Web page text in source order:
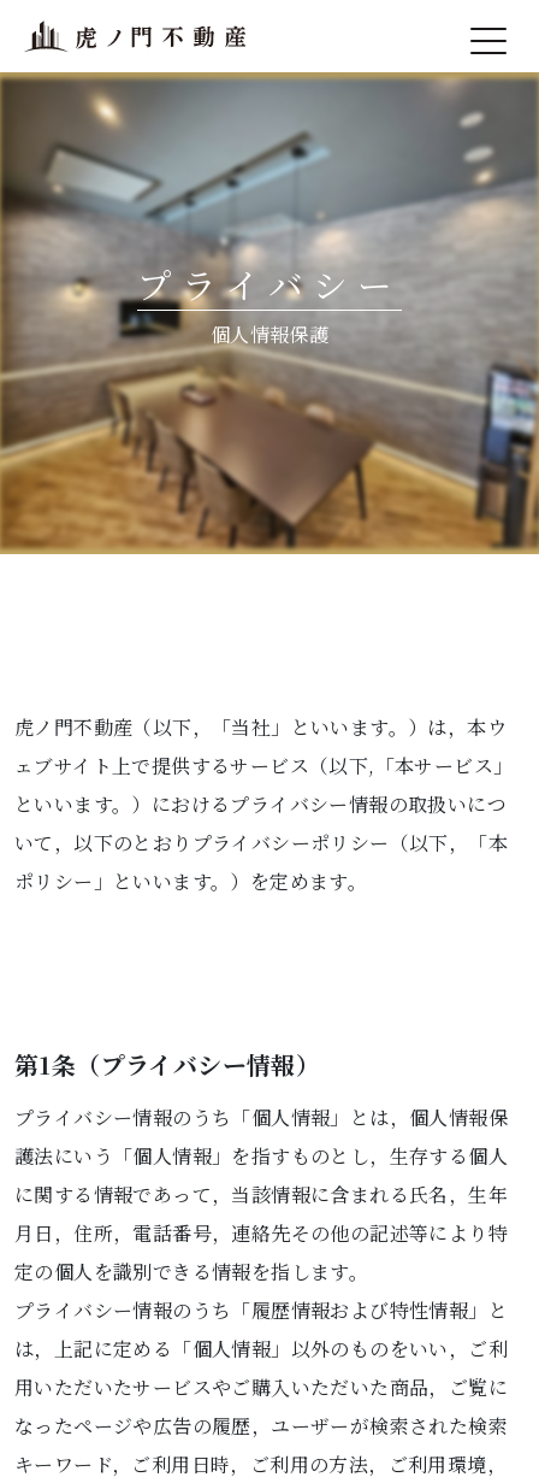
プライバシー
個人情報保護
虎ノ門不動産（以下，「当社」といいます。）は，本ウ
ェブサイト上で提供するサービス（以下,「本サービス」
といいます。）におけるプライバシー情報の取扱いにつ
いて，以下のとおりプライバシーポリシー（以下，「本
ポリシー」といいます。）を定めます。
第1条（プライバシー情報）
プライバシー情報のうち「個人情報」とは，個人情報保
護法にいう「個人情報」を指すものとし，生存する個人
に関する情報であって，当該情報に含まれる氏名，生年
月日，住所，電話番号，連絡先その他の記述等により特
定の個人を識別できる情報を指します。
プライバシー情報のうち「履歴情報および特性情報」と
は，上記に定める「個人情報」以外のものをいい，ご利
用いただいたサービスやご購入いただいた商品，ご覧に
なったページや広告の履歴，ユーザーが検索された検索
キーワード，ご利用日時，ご利用の方法，ご利用環境，